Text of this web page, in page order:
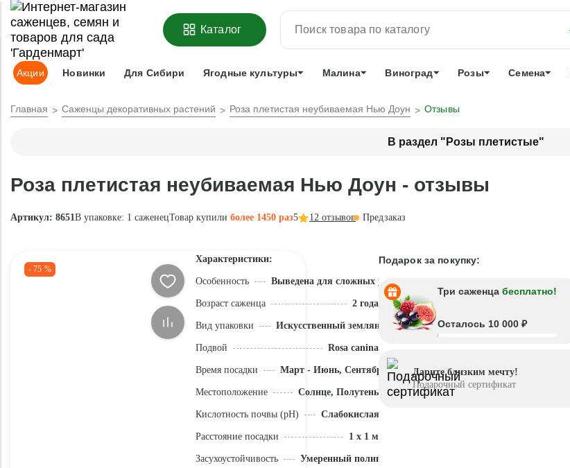
ОФОРМИТЬПРЕДЗАКАЗ =ЗАБРОНИРОВАТЬЛУЧШЕЕ
Адрес доставки:Москва Доставка и оплата Гарантии
Каталог
Акции Новинки Для Сибири Ягодные культуры Малина Виноград Розы Семена
Главная Саженцы декоративных растений Роза плетистая неубиваемая Нью Доун Отзывы
В раздел "Розы плетистые"
Роза плетистая неубиваемая Нью Доун - отзывы
Артикул: 8651В упаковке: 1 саженецТовар купили более 1450 раз5 12 отзывов Предзаказ
- 75 %
Характеристики:
Особенность Выведена для сложных условий
Возраст саженца 2 года
Вид упаковки Искусственный земляной ком
Подвой Rosa canina
Время посадки Март - Июнь, Сентябрь - Ноябрь
Местоположение Солнце, Полутень
Кислотность почвы (pH) Слабокислая (5,1 - 5,5)
Расстояние посадки 1 x 1 м
Засухоустойчивость Умеренный полив
Подарок за покупку:
Три саженца бесплатно!
Осталось 10 000 ₽
Дарите близким мечту!
Подарочный сертификат